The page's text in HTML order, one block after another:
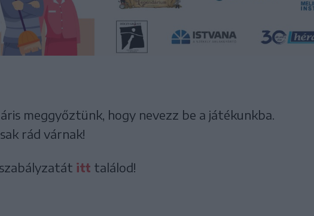
meggyőztünk, hogy nevezz be a játékunkba.
rád várnak!
itt találod!